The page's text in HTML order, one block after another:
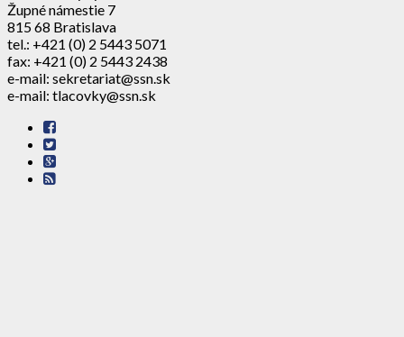
Župné námestie 7
815 68 Bratislava
tel.: +421 (0) 2 5443 5071
fax: +421 (0) 2 5443 2438
e-mail: sekretariat@ssn.sk
e-mail: tlacovky@ssn.sk